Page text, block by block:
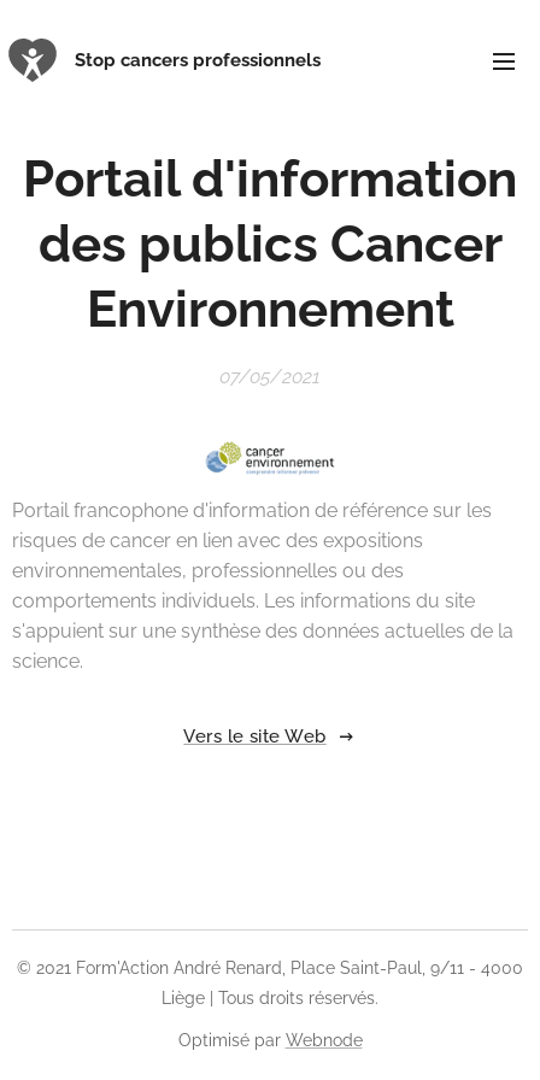
Stop cancers professionnels
Portail d'information
des publics Cancer
Environnement
07/05/2021
Portail francophone d'information de référence sur les
risques de cancer en lien avec des expositions
environnementales, professionnelles ou des
comportements individuels. Les informations du site
s'appuient sur une synthèse des données actuelles de la
science.
Vers le site Web
© 2021 Form'Action André Renard, Place Saint-Paul, 9/11 - 4000
Liège | Tous droits réservés.
Optimisé par Webnode